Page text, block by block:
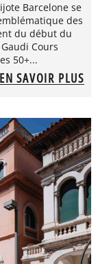
Barcelone se
des
du début du
Cours
50+...
EN SAVOIR PLUS